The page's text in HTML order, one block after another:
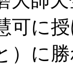
可に
）に